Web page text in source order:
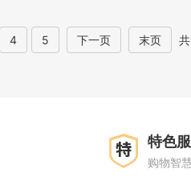
4 5 下一页 末页
特色
购物智